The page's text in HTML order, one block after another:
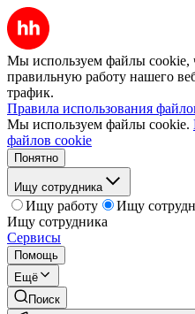
Мы используем файлы cookie,
правильную работу нашего
трафик.
Правила использования
Мы используем файлы cookie.
файлов cookie
Понятно
Ищу сотрудника
Ищу работу
Ищу
Ищу сотрудника
Сервисы
Помощь
Ещё
Поиск